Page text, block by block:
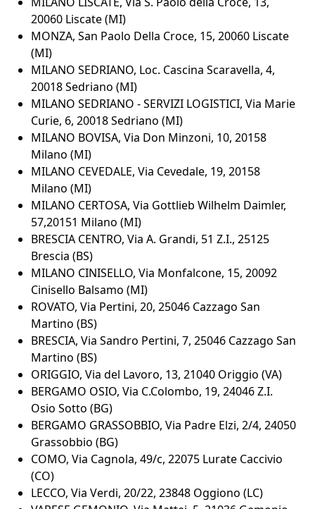
20060 Liscate (MI)
MONZA, San Paolo Della Croce, 15, 20060 Liscate
(MI)
MILANO SEDRIANO, Loc. Cascina Scaravella, 4,
20018 Sedriano (MI)
MILANO SEDRIANO - SERVIZI LOGISTICI, Via Marie
Curie, 6, 20018 Sedriano (MI)
MILANO BOVISA, Via Don Minzoni, 10, 20158
Milano (MI)
MILANO CEVEDALE, Via Cevedale, 19, 20158
Milano (MI)
MILANO CERTOSA, Via Gottlieb Wilhelm Daimler,
57,20151 Milano (MI)
BRESCIA CENTRO, Via A. Grandi, 51 Z.I., 25125
Brescia (BS)
MILANO CINISELLO, Via Monfalcone, 15, 20092
Cinisello Balsamo (MI)
ROVATO, Via Pertini, 20, 25046 Cazzago San
Martino (BS)
BRESCIA, Via Sandro Pertini, 7, 25046 Cazzago San
Martino (BS)
ORIGGIO, Via del Lavoro, 13, 21040 Origgio (VA)
BERGAMO OSIO, Via C.Colombo, 19, 24046 Z.I.
Osio Sotto (BG)
BERGAMO GRASSOBBIO, Via Padre Elzi, 2/4, 24050
Grassobbio (BG)
COMO, Via Cagnola, 49/c, 22075 Lurate Caccivio
(CO)
LECCO, Via Verdi, 20/22, 23848 Oggiono (LC)